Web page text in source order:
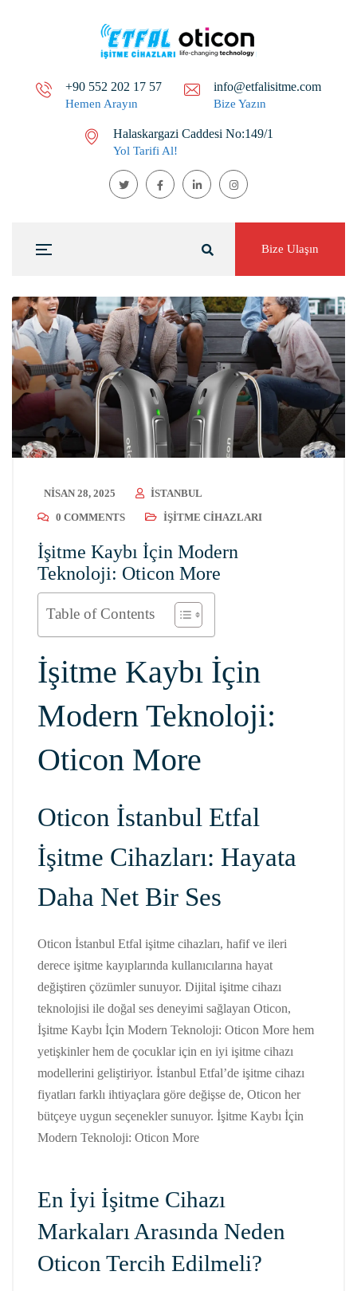
+90 552 202 17 57
Hemen Arayın
info@etfalisitme.com
Bize Yazın
Halaskargazi Caddesi No:149/1
Yol Tarifi Al!
Bize Ulaşın
NISAN 28, 2025
ISTANBUL
0 COMMENTS
İŞITME CIHAZLARI
İşitme Kaybı İçin Modern
Teknoloji: Oticon More
Table of Contents
İşitme Kaybı İçin
Modern Teknoloji:
Oticon More
Oticon İstanbul Etfal
İşitme Cihazları: Hayata
Daha Net Bir Ses
Oticon İstanbul Etfal işitme cihazları, hafif ve ileri
derece işitme kayıplarında kullanıcılarına hayat
değiştiren çözümler sunuyor. Dijital işitme cihazı
teknolojisi ile doğal ses deneyimi sağlayan Oticon,
İşitme Kaybı İçin Modern Teknoloji: Oticon More hem
yetişkinler hem de çocuklar için en iyi işitme cihazı
modellerini geliştiriyor. İstanbul Etfal’de işitme cihazı
fiyatları farklı ihtiyaçlara göre değişse de, Oticon her
bütçeye uygun seçenekler sunuyor. İşitme Kaybı İçin
Modern Teknoloji: Oticon More
En İyi İşitme Cihazı
Markaları Arasında Neden
Oticon Tercih Edilmeli?